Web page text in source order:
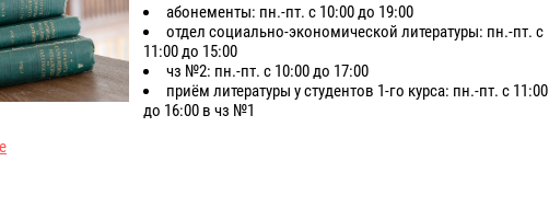
абонементы: пн.-пт. с 10:00 до 19:00
отдел социально-экономической литературы: пн.-пт. с
11:00 до 15:00
чз №2: пн.-пт. с 10:00 до 17:00
приём литературы у студентов 1-го курса: пн.-пт. с 11:00
до 16:00 в чз №1